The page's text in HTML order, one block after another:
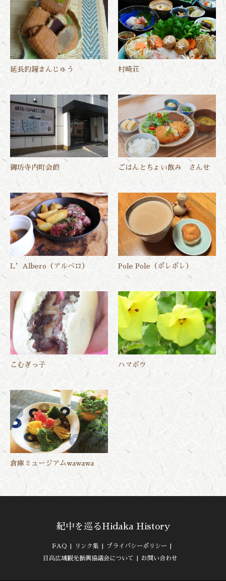
延長釣鐘まんじゅう 村崎荘
御坊寺内町会館 ごはんとちょい飲み さんせ
L’Albero（アルベロ） Pole Pole（ポレポレ）
こむぎっ子 ハマボウ
倉庫ミュージアムwawawa
紀中を巡るHidaka History
FAQ リンク集
プライバシーポリシー
日高広域観光振興協議会について
お問い合わせ